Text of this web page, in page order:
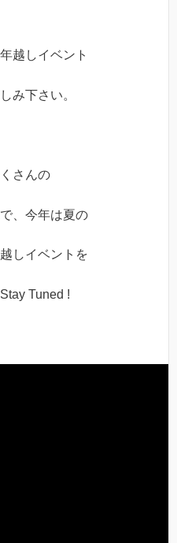
越しイベント
み下さい。
さんの
、今年は夏の
しイベントを
Tuned !